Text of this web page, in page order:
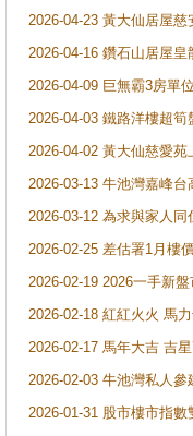
2026-04-23 黃大仙居屋
2026-04-16 鑽石山居屋
2026-04-09 巨無霸3房單
2026-04-03 鐵路洋樓超
2026-04-02 黃大仙慈愛
2026-03-13 牛池灣嘉峰
2026-03-12 為求與家人
2026-02-25 差估署1月樓
2026-02-19 2026一手新
2026-02-18 紅紅火火 馬
2026-02-17 馬年大吉 吉
2026-02-03 牛池灣私人
2026-01-31 股市樓市指